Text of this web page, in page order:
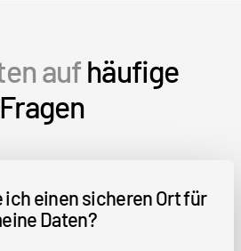
aufhäufige
Fragen
ich einen sicheren Ort für
Daten?